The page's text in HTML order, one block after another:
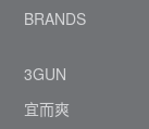
BRANDS
3GUN
宜而爽